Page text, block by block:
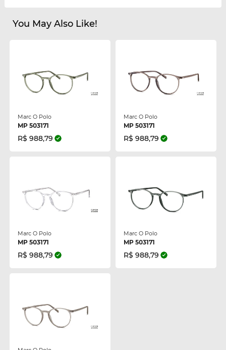
You May Also Like!
Marc O Polo
MP 503171
R$ 988,79
Marc O Polo
MP 503171
R$ 988,79
Marc O Polo
MP 503171
R$ 988,79
Marc O Polo
MP 503171
R$ 988,79